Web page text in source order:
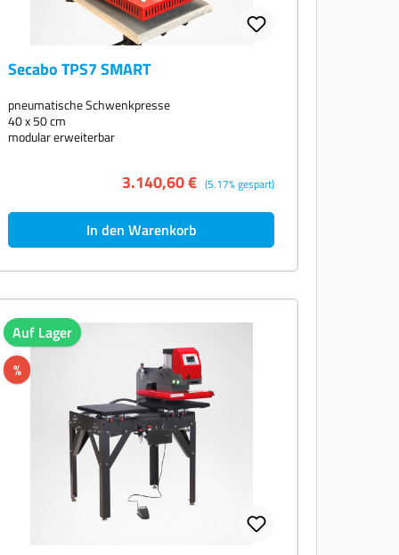
Secabo TPS7 SMART
pneumatische Schwenkpresse
40 x 50 cm
modular erweiterbar
3.140,60 € (5.17% gespart)
In den Warenkorb
Auf Lager
%